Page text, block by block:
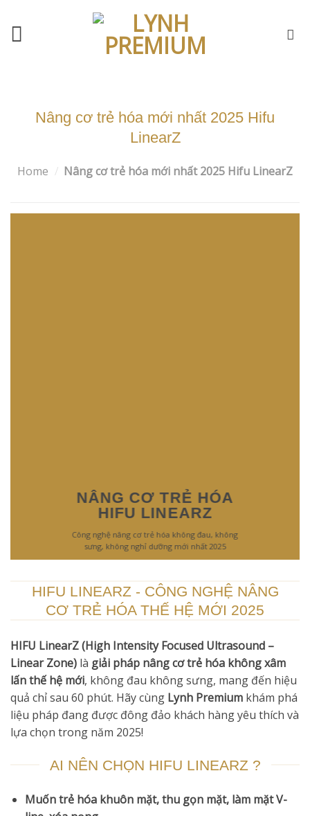
content
Nâng cơ trẻ hóa mới nhất 2025 Hifu
LinearZ
Home / Nâng cơ trẻ hóa mới nhất 2025 Hifu LinearZ
NÂNG CƠ TRẺ HÓA
HIFU LINEARZ
Công nghệ nâng cơ trẻ hóa không đau, không
sưng, không nghỉ dưỡng mới nhất 2025
HIFU LINEARZ - CÔNG NGHỆ NÂNG
CƠ TRẺ HÓA THẾ HỆ MỚI 2025
HIFU LinearZ (High Intensity Focused Ultrasound –
Linear Zone) là giải pháp nâng cơ trẻ hóa không xâm
lấn thế hệ mới, không đau không sưng, mang đến hiệu
quả chỉ sau 60 phút. Hãy cùng Lynh Premium khám phá
liệu pháp đang được đông đảo khách hàng yêu thích và
lựa chọn trong năm 2025!
AI NÊN CHỌN HIFU LINEARZ ?
Muốn trẻ hóa khuôn mặt, thu gọn mặt, làm mặt V-